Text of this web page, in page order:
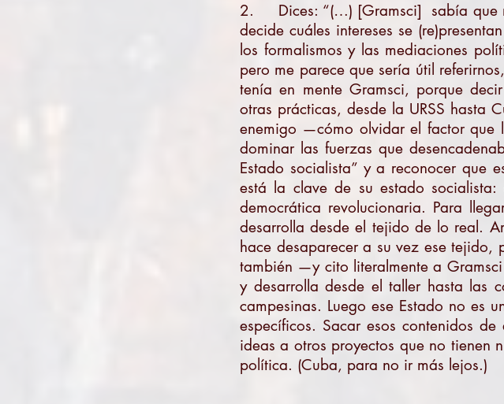
2. Dices: “(…) [Gramsci] sabía que
decide cuáles intereses se
los formalismos y las mediaciones
pero me parece que sería útil
tenía en mente Gramsci, porque
otras prácticas, desde la URSS hasta
enemigo —cómo olvidar el factor que
dominar las fuerzas que
Estado socialista” y a reconocer que
está la clave de su estado socialista:
democrática revolucionaria. Para
desarrolla desde el tejido de lo real.
hace desaparecer a su vez ese
también —y cito literalmente a
y desarrolla desde el taller hasta las
campesinas. Luego ese Estado no es
específicos. Sacar esos contenidos
ideas a otros proyectos que no tienen
política. (Cuba, para no ir más lejos.)